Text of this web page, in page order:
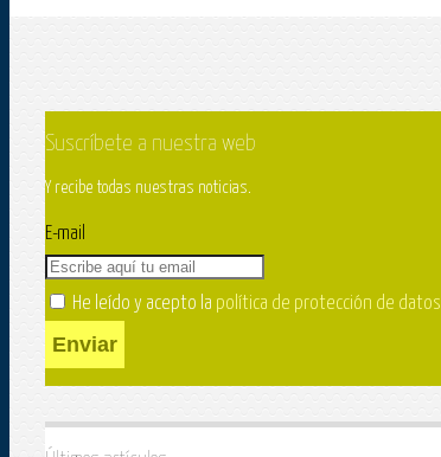
Suscríbete a nuestra web
Y recibe todas nuestras noticias.
E-mail
He leído y acepto la política de protección de datos
Enviar